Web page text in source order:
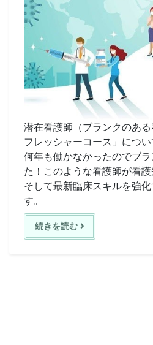
潜在看護師（ブランクのあ
フレッシャーコース」につ
何年も働かなかったのでブ
た！このような看護師が看護
そして最新臨床スキルを強
す。
続きを読む